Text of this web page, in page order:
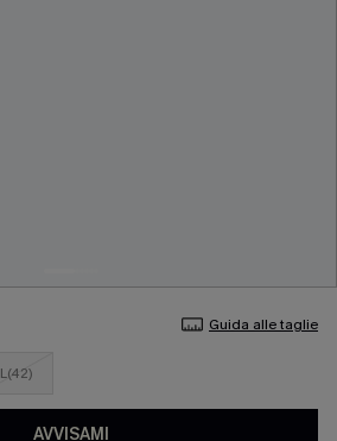
Guida alle taglie
L(42)
AVVISAMI